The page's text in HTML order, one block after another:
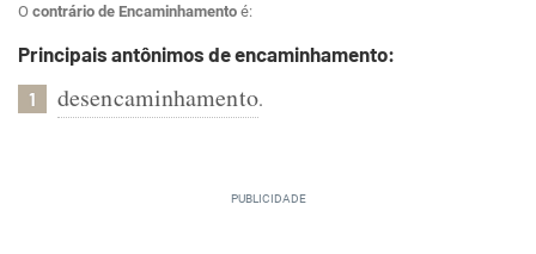
O contrário de Encaminhamento é:
Principais antônimos de encaminhamento:
1 desencaminhamento.